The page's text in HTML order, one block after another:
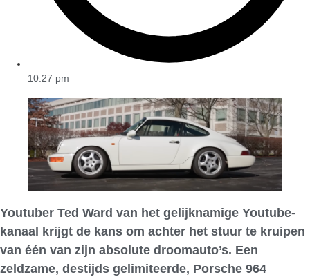
10:27 pm
Youtuber Ted Ward van het gelijknamige Youtube-
kanaal krijgt de kans om achter het stuur te kruipen
van één van zijn absolute droomauto’s. Een
zeldzame, destijds gelimiteerde, Porsche 964